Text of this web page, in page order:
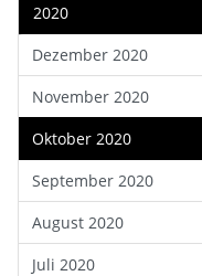
2020
Dezember 2020
November 2020
Oktober 2020
September 2020
August 2020
Juli 2020